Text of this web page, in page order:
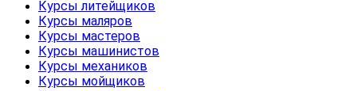
Курсы литейщиков
Курсы маляров
Курсы мастеров
Курсы машинистов
Курсы механиков
Курсы мойщиков